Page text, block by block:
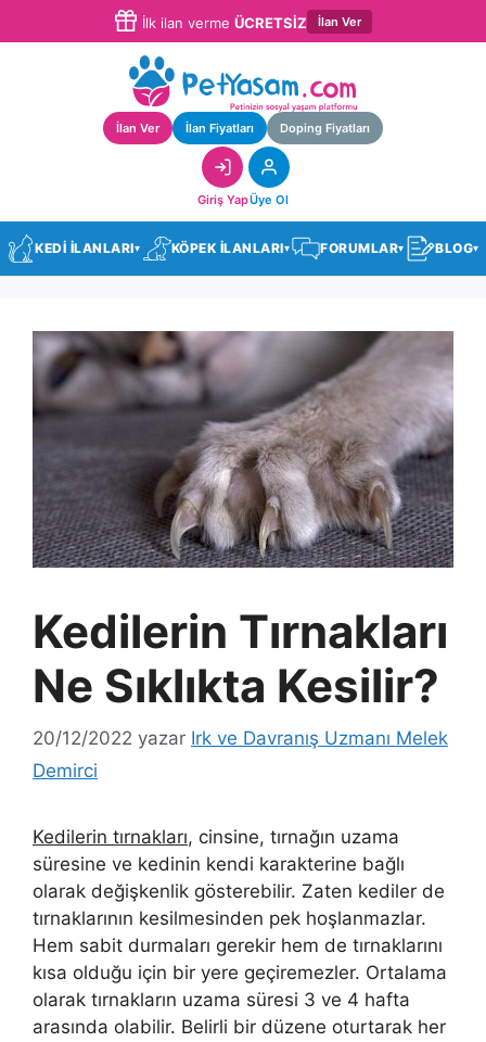
İlk ilan verme ÜCRETSİZ İlan Ver
İlan Ver İlan Fiyatları Doping Fiyatları
Giriş YapÜye Ol
KEDİ İLANLARI▾ KÖPEK İLANLARI▾ FORUMLAR▾ BLOG▾
Kedilerin Tırnakları
Ne Sıklıkta Kesilir?
20/12/2022 yazar Irk ve Davranış Uzmanı Melek
Demirci
Kedilerin tırnakları, cinsine, tırnağın uzama
süresine ve kedinin kendi karakterine bağlı
olarak değişkenlik gösterebilir. Zaten kediler de
tırnaklarının kesilmesinden pek hoşlanmazlar.
Hem sabit durmaları gerekir hem de tırnaklarını
kısa olduğu için bir yere geçiremezler. Ortalama
olarak tırnakların uzama süresi 3 ve 4 hafta
arasında olabilir. Belirli bir düzene oturtarak her